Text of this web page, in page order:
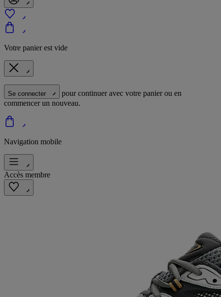
Votre panier est vide
Se connecter
pour continuer avec votre panier ou en
commencer un nouveau.
Navigation mobile
Accès membre